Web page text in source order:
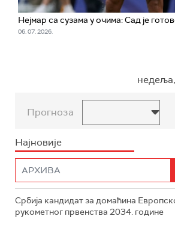
Нејмар са сузама у очима: Сад је
06. 07. 2026.
Прогноза
Најновије
Србија кандидат за домаћина
рукометног првенства 2034. године